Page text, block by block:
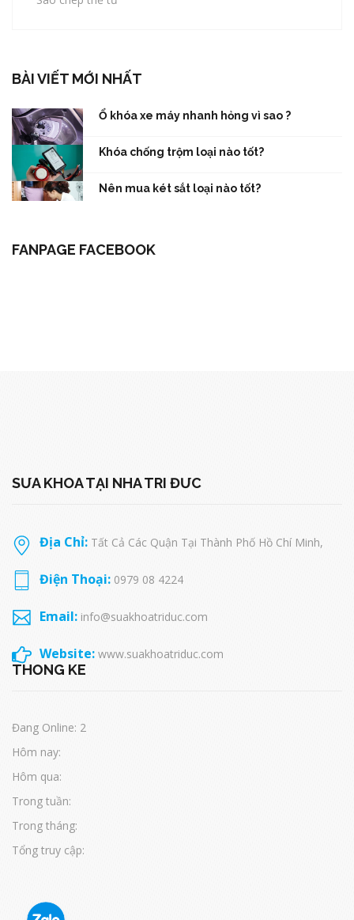
BÀI VIẾT MỚI NHẤT
Ổ khóa xe máy nhanh hỏng vì sao ?
Khóa chống trộm loại nào tốt?
Nên mua két sắt loại nào tốt?
FANPAGE FACEBOOK
SỬA KHÓA TẠI NHÀ TRÍ ĐỨC
Địa Chỉ: Tất Cả Các Quận Tại Thành Phố Hồ Chí Minh,
Điện Thoại: 0979 08 4224
Email: info@suakhoatriduc.com
Website: www.suakhoatriduc.com
THỐNG KÊ
Đang Online: 2
Hôm nay:
Hôm qua:
Trong tuần:
Trong tháng:
Tổng truy cập: